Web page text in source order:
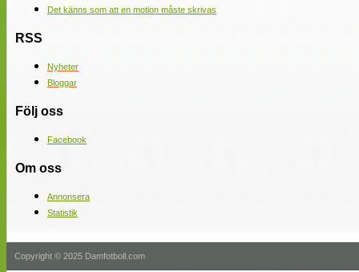
Det känns som att en motion måste skrivas
RSS
Nyheter
Bloggar
Följ oss
Facebook
Om oss
Annonsera
Statistik
Copyright © 2025 Damfotboll.com